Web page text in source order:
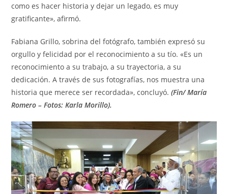
como es hacer historia y dejar un legado, es muy
gratificante», afirmó.
Fabiana Grillo, sobrina del fotógrafo, también expresó su
orgullo y felicidad por el reconocimiento a su tío. «Es un
reconocimiento a su trabajo, a su trayectoria, a su
dedicación. A través de sus fotografías, nos muestra una
historia que merece ser recordada», concluyó. (Fin/ María
Romero – Fotos: Karla Morillo).